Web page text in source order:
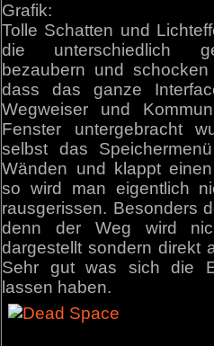
Grafik:
Tolle Schatten und
die unterschiedlich
bezaubern und
dass das ganze
Wegweiser und
Fenster untergebracht
selbst das
Wänden und klappt
so wird man eigentlich
rausgerissen. Besonders
denn der Weg wird
dargestellt sondern direkt
Sehr gut was sich die
lassen haben.